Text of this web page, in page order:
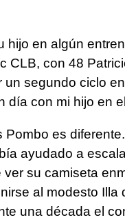
hijo en algún
CLB, con 48
un segundo ciclo
día con mi hijo en
Pombo es
ayudado a
su camiseta
al modesto Illa
una década el